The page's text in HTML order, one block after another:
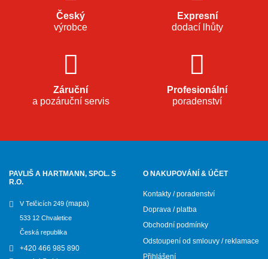
Český
výrobce
Expresní
dodací lhůty
Záruční
a pozáruční servis
Profesionální
poradenství
PAVLIŠ A HARTMANN, SPOL. S
R.O.
V Telčicích 249 (mapa)
533 12 Chvaletice
Česká republika
+420 466 985 890
O NAKUPOVÁNÍ & ÚČET
Kontakty / poradenství
Doprava / platba
Obchodní podmínky
Odstoupení od smlouvy / reklamace
Přihlášení